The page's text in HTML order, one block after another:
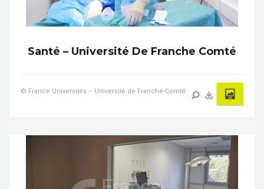
Santé – Université De Franche Comté
© France Universités – Université de Franche-Comté